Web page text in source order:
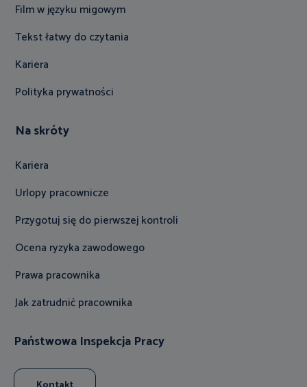
Film w języku migowym
Tekst łatwy do czytania
Kariera
Polityka prywatności
Na skróty
Kariera
Urlopy pracownicze
Przygotuj się do pierwszej kontroli
Ocena ryzyka zawodowego
Prawa pracownika
Jak zatrudnić pracownika
Państwowa Inspekcja Pracy